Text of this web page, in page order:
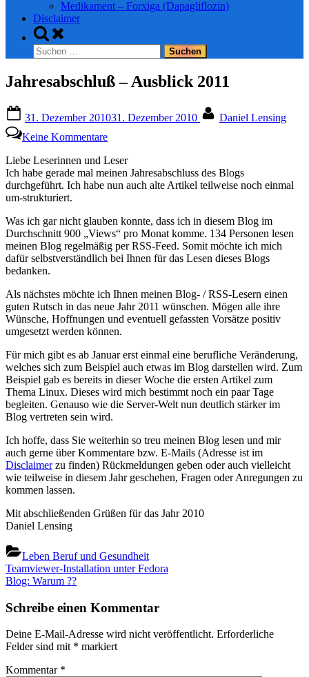
Medikament – Forxiga (Dapagliflozin)
Disclaimer
Toggle
search
form
Suchen
nach:
Jahresabschluß – Ausblick 2011
on
31. Dezember 201031. Dezember 2010
Daniel Lensing
Keine KommentareJahresabschluß
Ausblick
2011
Liebe Leserinnen und Leser
Ich habe gerade mal meinen Jahresabschluss des Blogs
durchgeführt. Ich habe nun auch alte Artikel teilweise noch einmal
um-strukturiert.
Was ich gar nicht glauben konnte, dass ich in diesem Blog im
Durchschnitt 900 „Views“ pro Monat komme. 134 Personen lesen
meinen Blog regelmäßig per RSS-Feed. Somit möchte ich mich
dafür selbstverständlich bei Ihnen für das Lesen dieses Blogs
bedanken.
Als nächstes möchte ich Ihnen meinen Blog- / RSS-Lesern einen
guten Rutsch in das neue Jahr 2011 wünschen. Mögen alle ihre
Wünsche, Hoffnungen und eventuell gefassten Vorsätze positiv
umgesetzt werden können.
Für mich gibt es ab Januar erst einmal eine berufliche Veränderung,
welches sich zum Beispiel auch etwas im Blog darstellen wird. Zum
Beispiel gab es bereits in dieser Woche die ersten Artikel zum
Thema Linux. Dieses wird mich bestimmt noch ein paar Tage
begleiten. Genauso wie die Server-Welt nun deutlich stärker im
Blog vertreten sein wird.
Ich hoffe, dass Sie weiterhin so treu meinen Blog lesen und mir
auch gerne über Kommentare bzw. E-Mails (Adresse ist im
Disclaimerzu finden) Rückmeldungen geben oder auch vielleicht
wie teilweise in diesem Jahr geschehen, Fragen oder Anregungen zu
kommen lassen.
Mit abschließenden Grüßen für das Jahr 2010
Daniel Lensing
Leben Beruf und Gesundheit
Beitragsnavigation
Previous
Post:
Teamviewer-Installation unter Fedora
Next
Blog: Warum ??
Schreibe einen Kommentar
Deine E-Mail-Adresse wird nicht veröffentlicht. Erforderliche
Felder sind mit * markiert
Kommentar *